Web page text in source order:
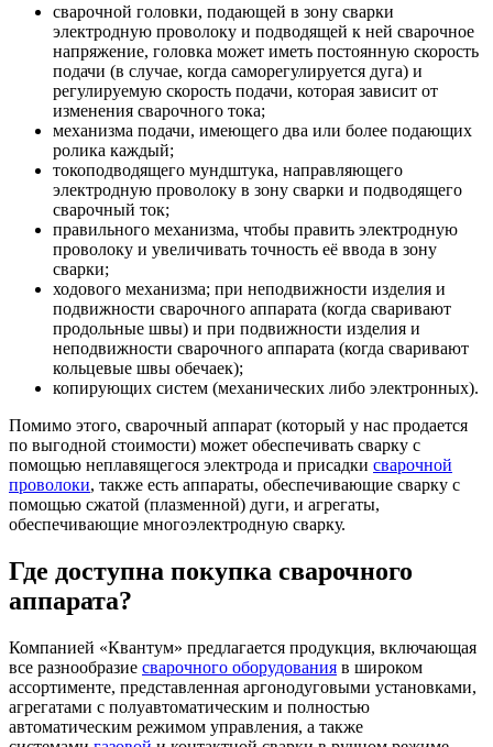
сварочной головки, подающей в зону сварки
электродную проволоку и подводящей к ней сварочное
напряжение, головка может иметь постоянную скорость
подачи (в случае, когда саморегулируется дуга) и
регулируемую скорость подачи, которая зависит от
изменения сварочного тока;
механизма подачи, имеющего два или более подающих
ролика каждый;
токоподводящего мундштука, направляющего
электродную проволоку в зону сварки и подводящего
сварочный ток;
правильного механизма, чтобы править электродную
проволоку и увеличивать точность её ввода в зону
сварки;
ходового механизма; при неподвижности изделия и
подвижности сварочного аппарата (когда сваривают
продольные швы) и при подвижности изделия и
неподвижности сварочного аппарата (когда сваривают
кольцевые швы обечаек);
копирующих систем (механических либо электронных).
Помимо этого, сварочный аппарат (который у нас продается
по выгодной стоимости) может обеспечивать сварку с
помощью неплавящегося электрода и присадки сварочной
проволоки, также есть аппараты, обеспечивающие сварку с
помощью сжатой (плазменной) дуги, и агрегаты,
обеспечивающие многоэлектродную сварку.
Где доступна покупка сварочного
аппарата?
Компанией «Квантум» предлагается продукция, включающая
все разнообразие сварочного оборудования в широком
ассортименте, представленная аргонодуговыми установками,
агрегатами с полуавтоматическим и полностью
автоматическим режимом управления, а также